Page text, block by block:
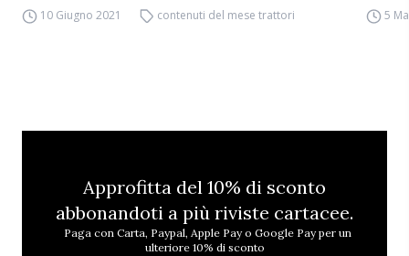
10 Giugno 2021 contenuti del mese trattori 5
Approfitta del 10% di sconto
abbonandoti a più riviste cartacee.
Paga con Carta, Paypal, Apple Pay o Google Pay per un
ulteriore 10% di sconto